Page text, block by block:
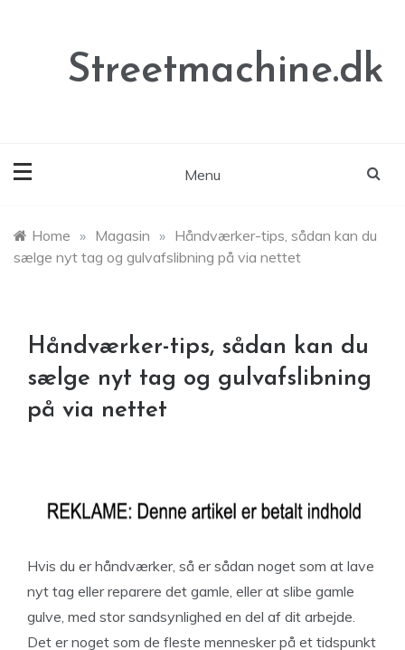
Streetmachine.dk
Menu
Home » Magasin » Håndværker-tips, sådan kan du
sælge nyt tag og gulvafslibning på via nettet
Håndværker-tips, sådan kan du
sælge nyt tag og gulvafslibning
på via nettet
Hvis du er håndværker, så er sådan noget som at lave
nyt tag eller reparere det gamle, eller at slibe gamle
gulve, med stor sandsynlighed en del af dit arbejde.
Det er noget som de fleste mennesker på et tidspunkt